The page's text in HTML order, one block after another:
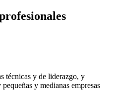
técnicas y de liderazgo, y
y medianas empresas